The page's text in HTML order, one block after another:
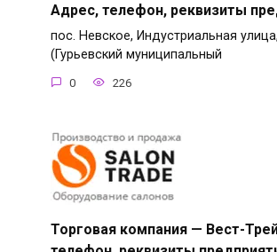
Адрес, телефон, реквизиты
пос. Невское, Индустриальная
(Гурьевский муниципальный
0 226
Торговая компания — Вест-